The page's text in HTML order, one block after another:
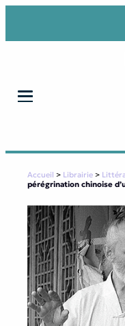
Accueil > Librairie >
pérégrination chinoise